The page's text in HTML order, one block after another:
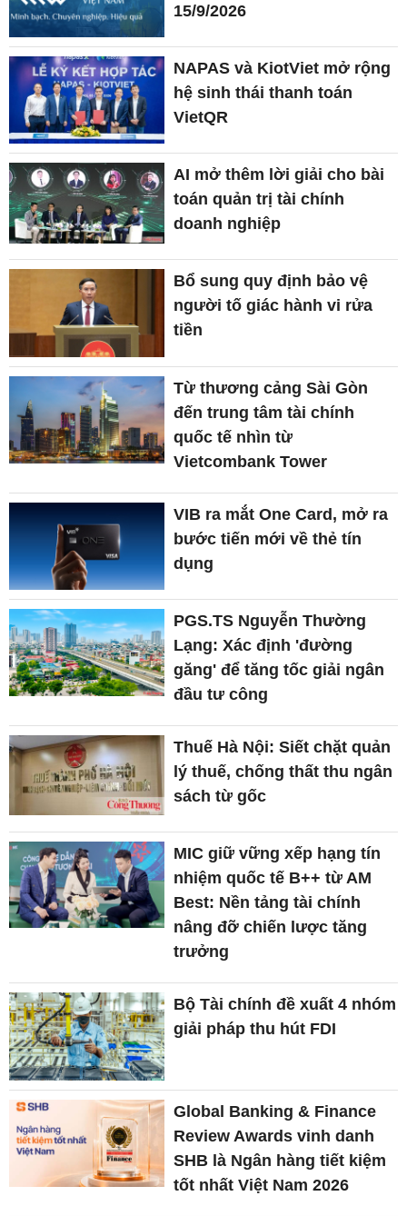
15/9/2026
NAPAS và KiotViet mở rộng
hệ sinh thái thanh toán
VietQR
AI mở thêm lời giải cho bài
toán quản trị tài chính
doanh nghiệp
Bổ sung quy định bảo vệ
người tố giác hành vi rửa
tiền
Từ thương cảng Sài Gòn
đến trung tâm tài chính
quốc tế nhìn từ
Vietcombank Tower
VIB ra mắt One Card, mở ra
bước tiến mới về thẻ tín
dụng
PGS.TS Nguyễn Thường
Lạng: Xác định 'đường
găng' để tăng tốc giải ngân
đầu tư công
Thuế Hà Nội: Siết chặt quản
lý thuế, chống thất thu ngân
sách từ gốc
MIC giữ vững xếp hạng tín
nhiệm quốc tế B++ từ AM
Best: Nền tảng tài chính
nâng đỡ chiến lược tăng
trưởng
Bộ Tài chính đề xuất 4 nhóm
giải pháp thu hút FDI
Global Banking & Finance
Review Awards vinh danh
SHB là Ngân hàng tiết kiệm
tốt nhất Việt Nam 2026